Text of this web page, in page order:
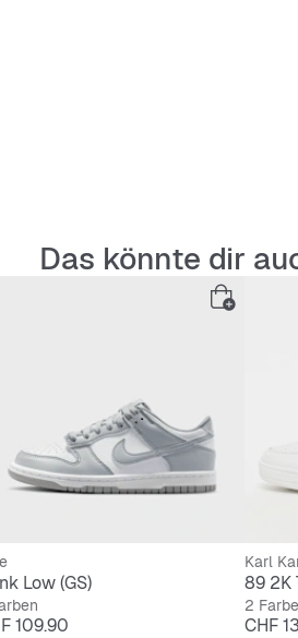
Das könnte dir
Low (GS)
109.90
Karl
89 2K
2
Preis
CHF